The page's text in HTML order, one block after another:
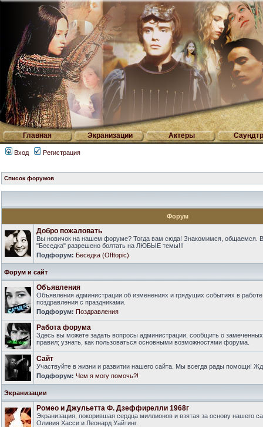
Главная Экранизации Актеры
Вход Регистрация
Список форумов
Форум
Добро пожаловать
Вы новичок на нашем форуме? Тогда вам сюда! Знакомимся, общаемся.
"Беседка" разрешено болтать на ЛЮБЫЕ темы!!!
Подфорум: Беседка (Offtopic)
Форум и сайт
Объявления
Объявления администрации об изменениях и грядущих событиях в
поздравления с праздниками.
Подфорум: Поздравления
Работа форума
Здесь вы можете задать вопросы администрации, сообщить о
правил; узнать, как пользоваться основными возможностями форума.
Сайт
Участвуйте в жизни и развитии нашего сайта. Мы всегда рады помощи!
Подфорум: Чем я могу помочь?!
Экранизации
Ромео и Джульетта Ф. Дзеффирелли 1968г
Экранизация, покорившая сердца миллионов и взятая за основу нашего
Оливия Хасси и Леонард Уайтинг.